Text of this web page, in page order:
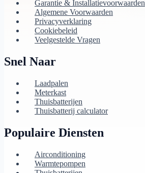
Garantie & Installatievoorwaarden
Algemene Voorwaarden
Privacyverklaring
Cookiebeleid
Veelgestelde Vragen
Snel Naar
Laadpalen
Meterkast
Thuisbatterijen
Thuisbatterij calculator
Populaire Diensten
Airconditioning
Warmtepompen